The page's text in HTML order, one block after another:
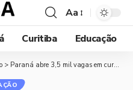
Aa
Curitiba Educação
> Paraná abre 3,5 mil vagas em cursos técnicos gratuitos: por que a oportunidade pode mudar o futuro de estudantes e trabalhadores de Curitiba